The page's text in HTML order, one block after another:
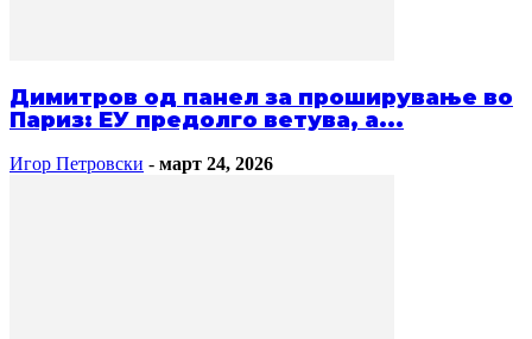
Димитров од панел за проширување во
Париз: ЕУ предолго ветува, а...
Игор Петровски - март 24, 2026